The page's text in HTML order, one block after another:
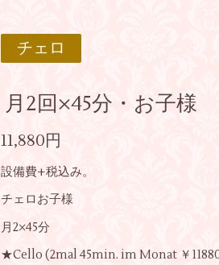
チェロ
月2回×45分・お子様
11,880円
設備費+税込み。
チェロお子様
月2×45分
★Cello (2mal 45min. im Monat ￥